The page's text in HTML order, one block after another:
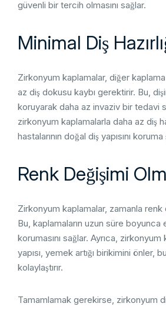
güvenli bir tercih olmasını sağlar.
Minimal Diş
Zirkonyum kaplamalar, diğer
az diş dokusu kaybı gerektirir. Bu,
koruyarak daha az invaziv bir tedavi
zirkonyum kaplamalarla daha az diş
hastalarının doğal diş yapısını koruma
Renk Değişimi
Zirkonyum kaplamalar, zamanla renk
Bu, kaplamaların uzun süre
korumasını sağlar. Ayrıca,
yapısı, yemek artığı birikimini önler,
kolaylaştırır.
Tamamlamak gerekirse, zirkonyum